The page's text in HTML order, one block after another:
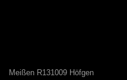
Meißen R131009 Höfgen